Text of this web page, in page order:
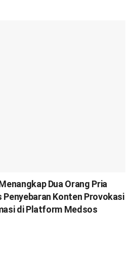
Dua Orang Pria
Penyebaran Konten Provokasi
di Platform Medsos